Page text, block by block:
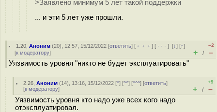
>Заявлено минимум 5 лет такой поддержки
... и эти 5 лет уже прошли.
1.20 ,Аноним (20), 12:57, 15/12/2022 [ответить] [ ﹢﹢﹢] [ · · ·][↓] [↑]
[к модератору]
–2
+ / –
Уязвимость уровня "никто не будет эксплуатировать"
2.26 ,Аноним (14), 13:16, 15/12/2022 [^] [^^] [^^^] [ответить]
[к модератору]
+9
+ / –
Уязвимость уровня кто надо уже всех кого надо
отэксплуатировал.